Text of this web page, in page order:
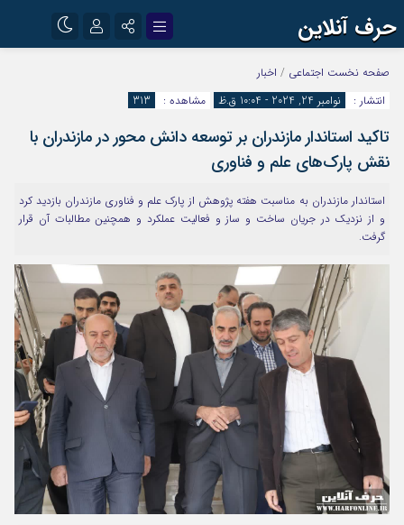
حرف آنلاین
اینستاگرام
آپارات
رمز عبور
مرا به خاطر بسپار
صفحه نخست اجتماعی / اخبار
انتشار :
نوامبر 24, 2024 - 10:04 ق.ظ مشاهده : 313
تاکید استاندار مازندران بر توسعه دانش محور در مازندران با
نقش پارک‌های علم و فناوری
استاندار مازندران به مناسبت هفته پژوهش از پارک علم و فناوری مازندران بازدید کرد
و از نزدیک در جریان ساخت و ساز و فعالیت عملکرد و همچنین مطالبات آن قرار
گرفت.